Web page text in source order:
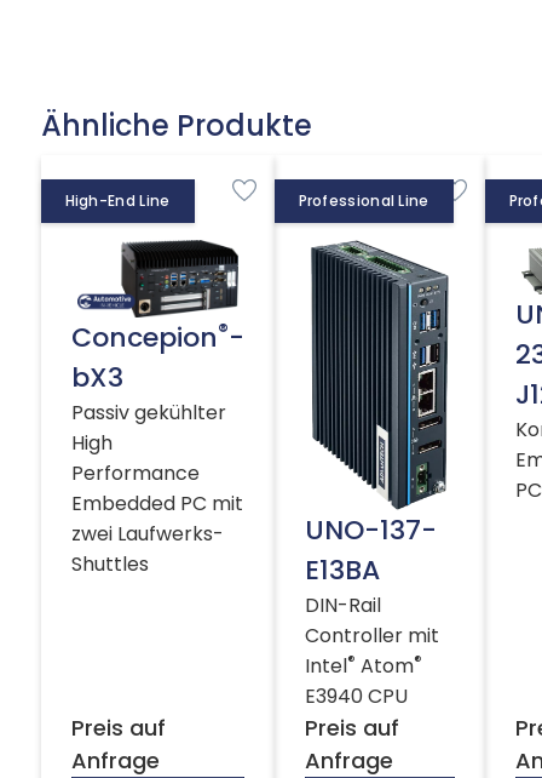
Ähnliche Produkte
High-End Line
Concepion®-
bX3
Passiv gekühlter
High
Performance
Embedded PC mit
zwei Laufwerks-
Shuttles
Preis auf
Anfrage
Professional Line
UNO-137-
E13BA
DIN-Rail
Controller mit
Intel® Atom®
E3940 CPU
Preis auf
Anfrage
PC